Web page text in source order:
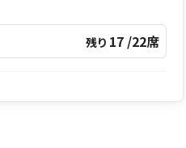
残り17 /22席